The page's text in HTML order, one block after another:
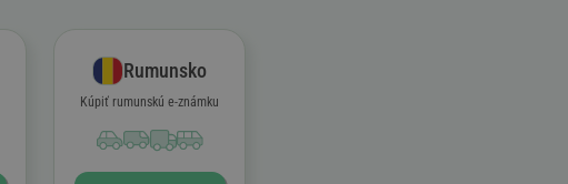
Rumunsko
Kúpiť rumunskú e-známku